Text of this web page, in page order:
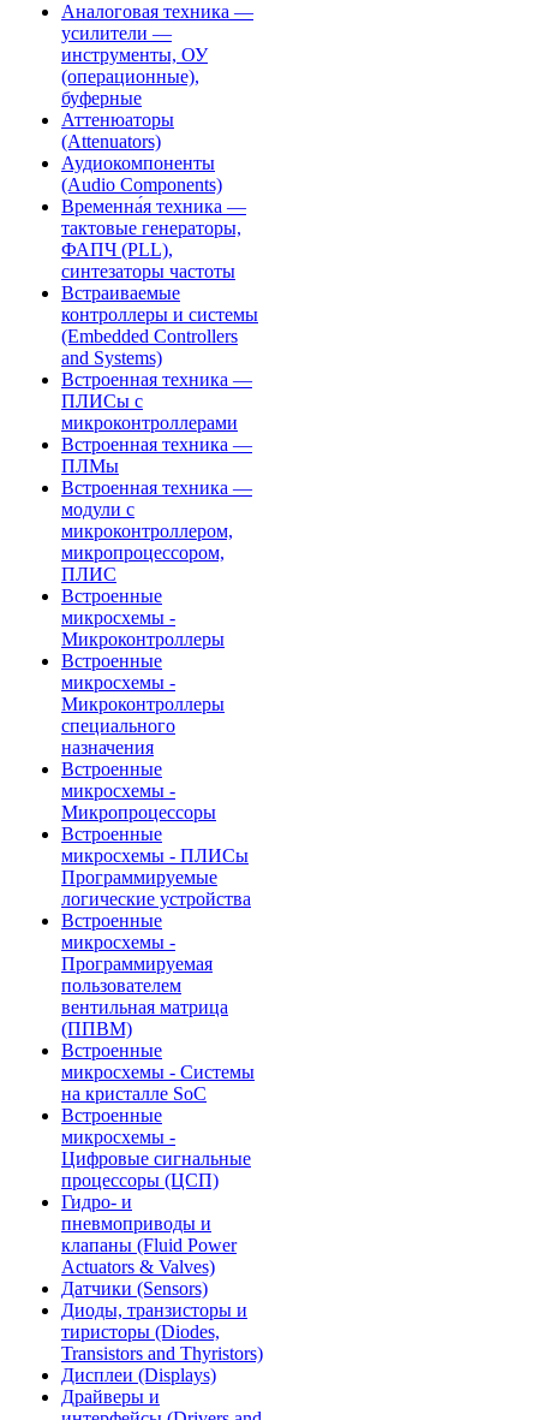
Аналоговая техника —
усилители —
инструменты, ОУ
(операционные),
буферные
Аттенюаторы
(Attenuators)
Аудиокомпоненты
(Audio Components)
Временна́я техника —
тактовые генераторы,
ФАПЧ (PLL),
синтезаторы частоты
Встраиваемые
контроллеры и системы
(Embedded Controllers
and Systems)
Встроенная техника —
ПЛИСы с
микроконтроллерами
Встроенная техника —
ПЛМы
Встроенная техника —
модули с
микроконтроллером,
микропроцессором,
ПЛИС
Встроенные
микросхемы -
Микроконтроллеры
Встроенные
микросхемы -
Микроконтроллеры
специального
назначения
Встроенные
микросхемы -
Микропроцессоры
Встроенные
микросхемы - ПЛИСы
Программируемые
логические устройства
Встроенные
микросхемы -
Программируемая
пользователем
вентильная матрица
(ППВМ)
Встроенные
микросхемы - Системы
на кристалле SoC
Встроенные
микросхемы -
Цифровые сигнальные
процессоры (ЦСП)
Гидро- и
пневмоприводы и
клапаны (Fluid Power
Actuators & Valves)
Датчики (Sensors)
Диоды, транзисторы и
тиристоры (Diodes,
Transistors and Thyristors)
Дисплеи (Displays)
Драйверы и